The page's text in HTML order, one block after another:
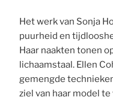
Het werk van Sonja
puurheid en
Haar naakten tonen
lichaamstaal. Ellen
gemengde
ziel van haar model te